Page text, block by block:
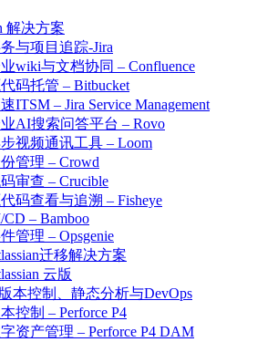
解决方案
与项目追踪-Jira
wiki与文档协同 – Confluence
码托管 – Bitbucket
ITSM – Jira Service Management
AI搜索问答平台 – Rovo
视频通讯工具 – Loom
管理 – Crowd
审查 – Crucible
码查看与追溯 – Fisheye
CD – Bamboo
管理 – Opsgenie
迁移解决方案
云版
本控制、静态分析与DevOps
控制 – Perforce P4
资产管理 – Perforce P4 DAM